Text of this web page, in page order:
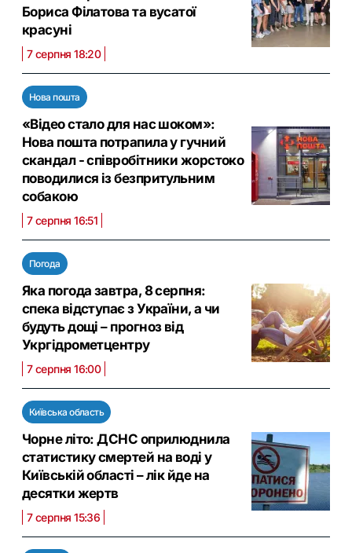
Бориса Філатова та вусатої
красуні
7 серпня 18:20
Нова пошта
«Відео стало для нас шоком»:
Нова пошта потрапила у гучний
скандал - співробітники жорстоко
поводилися із безпритульним
собакою
7 серпня 16:51
Погода
Яка погода завтра, 8 серпня:
спека відступає з України, а чи
будуть дощі – прогноз від
Укргідрометцентру
7 серпня 16:00
Київська область
Чорне літо: ДСНС оприлюднила
статистику смертей на воді у
Київській області – лік йде на
десятки жертв
7 серпня 15:36